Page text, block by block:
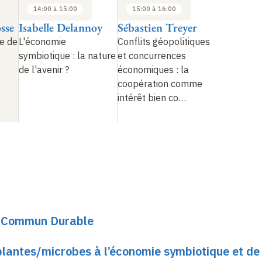
de L'économie
symbiotique : la nature
de l'avenir ?
Isabelle Delannoy
14:00 à 15:00
Conflits géopolitiques
et concurrences
économiques : la
coopération comme
intérêt bien co…
Sébastien Treyer
15:00 à 16:00
Durable
microbes à l’économie symbiotique et